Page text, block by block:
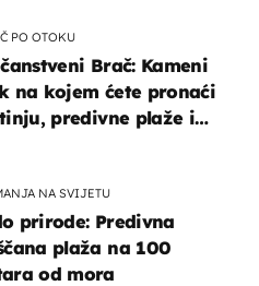
PO OTOKU
Brač: Kameni
na kojem ćete pronaći
predivne plaže i
NA SVIJETU
prirode: Predivna
plaža na 100
od mora